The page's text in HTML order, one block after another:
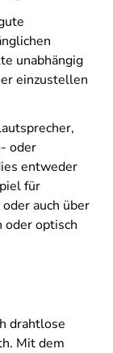
unabhängig
einzustellen
oder
entweder
für
auch über
optisch
drahtlose
Mit dem